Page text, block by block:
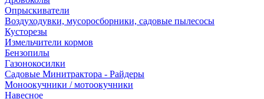
Опрыскиватели
Воздуходувки, мусоросборники, cадовые пылесосы
Кусторезы
Измельчители кормов
Бензопилы
Газонокосилки
Садовые Минитрактора - Райдеры
Моноокучники / мотоокучники
Навесное